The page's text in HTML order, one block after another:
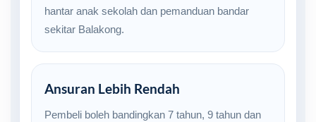
hantar anak sekolah dan pemanduan bandar
sekitar Balakong.
Ansuran Lebih Rendah
Pembeli boleh bandingkan 7 tahun, 9 tahun dan